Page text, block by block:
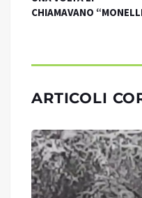
CHIAMAVANO
ARTICOLI